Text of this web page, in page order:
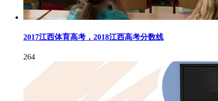
2017江西体育高考，2018江西高考分数线
264